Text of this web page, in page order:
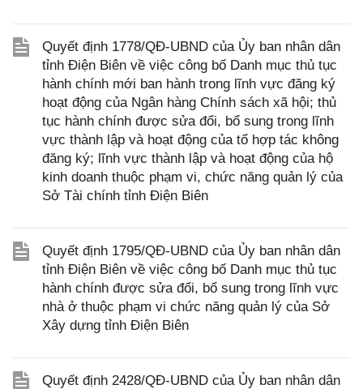
Quyết định 1778/QĐ-UBND của Ủy ban nhân dân
tỉnh Điện Biên về việc công bố Danh mục thủ tục
hành chính mới ban hành trong lĩnh vực đăng ký
hoạt động của Ngân hàng Chính sách xã hội; thủ
tục hành chính được sửa đổi, bổ sung trong lĩnh
vực thành lập và hoạt động của tổ hợp tác không
đăng ký; lĩnh vực thành lập và hoạt động của hộ
kinh doanh thuộc phạm vi, chức năng quản lý của
Sở Tài chính tỉnh Điện Biên
Quyết định 1795/QĐ-UBND của Ủy ban nhân dân
tỉnh Điện Biên về việc công bố Danh mục thủ tục
hành chính được sửa đổi, bổ sung trong lĩnh vực
nhà ở thuộc phạm vi chức năng quản lý của Sở
Xây dựng tỉnh Điện Biên
Quyết định 2428/QĐ-UBND của Ủy ban nhân dân